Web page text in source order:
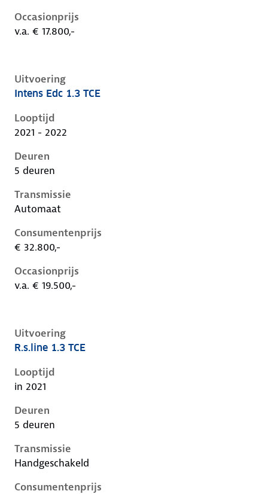
Occasionprijs
v.a. € 17.800,-
Uitvoering
Renault Captur ii, 1.3 tce, 103 kW, Benzine, 5 deuren
Intens Edc 1.3 TCE
Looptijd
2021 - 2022
Deuren
5 deuren
Transmissie
Automaat
Consumentenprijs
€ 32.800,-
Occasionprijs
v.a. € 19.500,-
Uitvoering
Renault Captur ii, 1.3 tce, 103 kW, Benzine, 5 deuren
R.s.line 1.3 TCE
Looptijd
in 2021
Deuren
5 deuren
Transmissie
Handgeschakeld
Consumentenprijs